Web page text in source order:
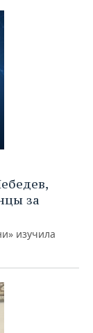
за
изучила